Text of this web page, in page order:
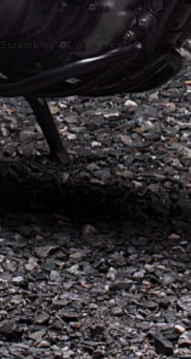
>
600 XTE
Scrambler XT par Freeride